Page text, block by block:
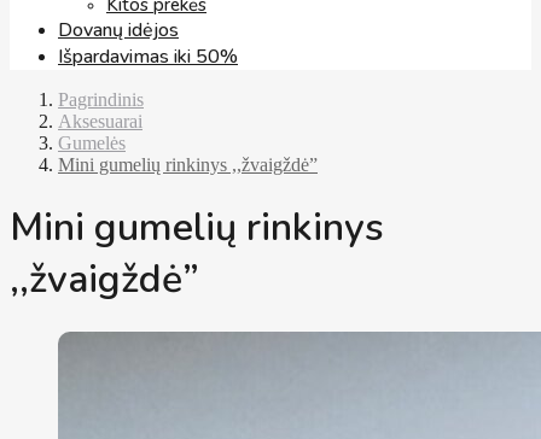
Kitos prekės
Dovanų idėjos
Išpardavimas iki 50%
Pagrindinis
Aksesuarai
Gumelės
Mini gumelių rinkinys ,,žvaigždė”
Mini gumelių rinkinys
,,žvaigždė”